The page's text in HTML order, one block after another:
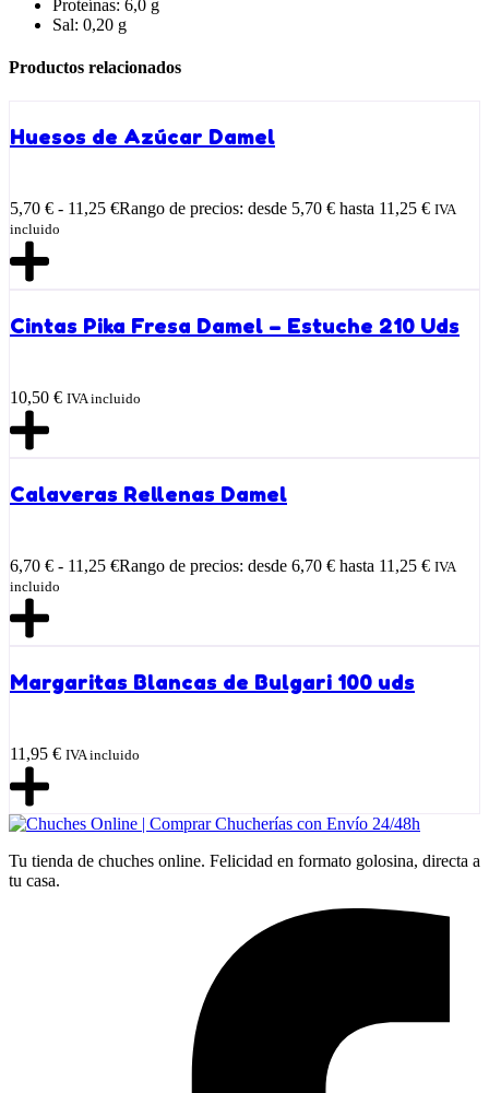
Proteínas: 6,0 g
Sal: 0,20 g
Productos relacionados
Huesos de Azúcar Damel
5,70 € - 11,25 €Rango de precios: desde 5,70 € hasta 11,25 € IVA
incluido
Cintas Pika Fresa Damel – Estuche 210 Uds
10,50 € IVA incluido
Calaveras Rellenas Damel
6,70 € - 11,25 €Rango de precios: desde 6,70 € hasta 11,25 € IVA
incluido
Margaritas Blancas de Bulgari 100 uds
11,95 € IVA incluido
Tu tienda de chuches online. Felicidad en formato golosina, directa a
tu casa.